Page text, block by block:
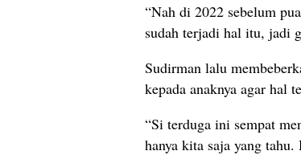
“Nah di 2022 sebelum
sudah terjadi hal itu, jadi
Sudirman lalu
kepada anaknya agar hal
“Si terduga ini sempat
hanya kita saja yang tahu.